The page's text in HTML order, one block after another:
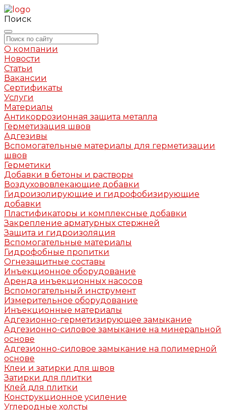
Поиск
О компании
Новости
Статьи
Вакансии
Сертификаты
Услуги
Материалы
Антикоррозионная защита металла
Герметизация швов
Адгезивы
Вспомогательные материалы для герметизации
швов
Герметики
Добавки в бетоны и растворы
Воздухововлекающие добавки
Гидроизолирующие и гидрофобизирующие
добавки
Пластификаторы и комплексные добавки
Закрепление арматурных стержней
Защита и гидроизоляция
Вспомогательные материалы
Гидрофобные пропитки
Огнезащитные составы
Инъекционное оборудование
Аренда инъекционных насосов
Вспомогательный инструмент
Измерительное оборудование
Инъекционные материалы
Адгезионно-герметизирующее замыкание
Адгезионно-силовое замыкание на минеральной
основе
Адгезионно-силовое замыкание на полимерной
основе
Клеи и затирки для швов
Затирки для плитки
Клей для плитки
Конструкционное усиление
Углеродные холсты